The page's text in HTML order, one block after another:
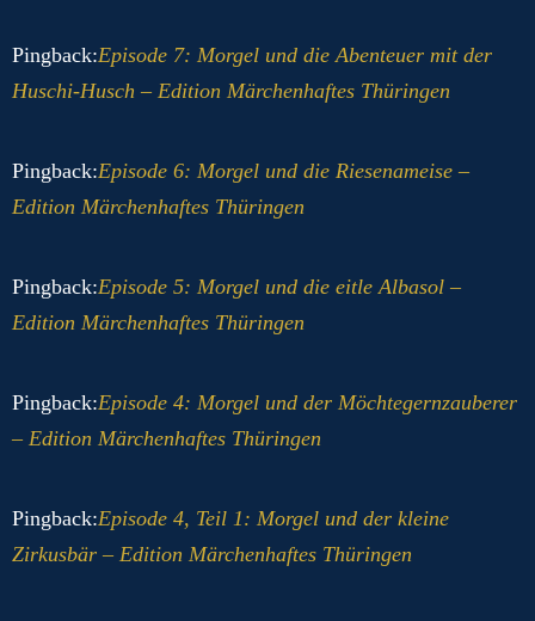
Pingback:Episode 7: Morgel und die Abenteuer mit der
Huschi-Husch – Edition Märchenhaftes Thüringen
Pingback:Episode 6: Morgel und die Riesenameise –
Edition Märchenhaftes Thüringen
Pingback:Episode 5: Morgel und die eitle Albasol –
Edition Märchenhaftes Thüringen
Pingback:Episode 4: Morgel und der Möchtegernzauberer
– Edition Märchenhaftes Thüringen
Pingback:Episode 4, Teil 1: Morgel und der kleine
Zirkusbär – Edition Märchenhaftes Thüringen